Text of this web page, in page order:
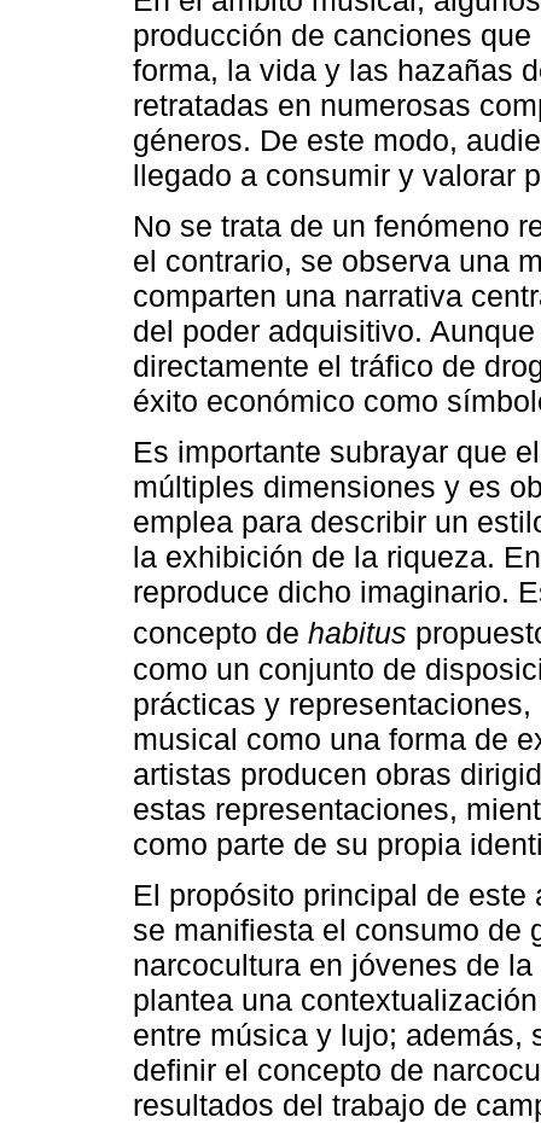
producción de canciones
forma, la vida y las hazañas
retratadas en numerosas
géneros. De este modo,
llegado a consumir y valorar
No se trata de un fenómeno
el contrario, se observa una
comparten una narrativa
del poder adquisitivo.
directamente el tráfico de
éxito económico como
Es importante subrayar que
múltiples dimensiones y es
emplea para describir un
la exhibición de la riqueza.
reproduce dicho imaginario.
concepto de habitus
como un conjunto de
prácticas y
musical como una forma de
artistas producen obras
estas representaciones,
como parte de su propia
El propósito principal de
se manifiesta el consumo de
narcocultura en jóvenes de
plantea una
entre música y lujo; además,
definir el concepto de
resultados del trabajo de